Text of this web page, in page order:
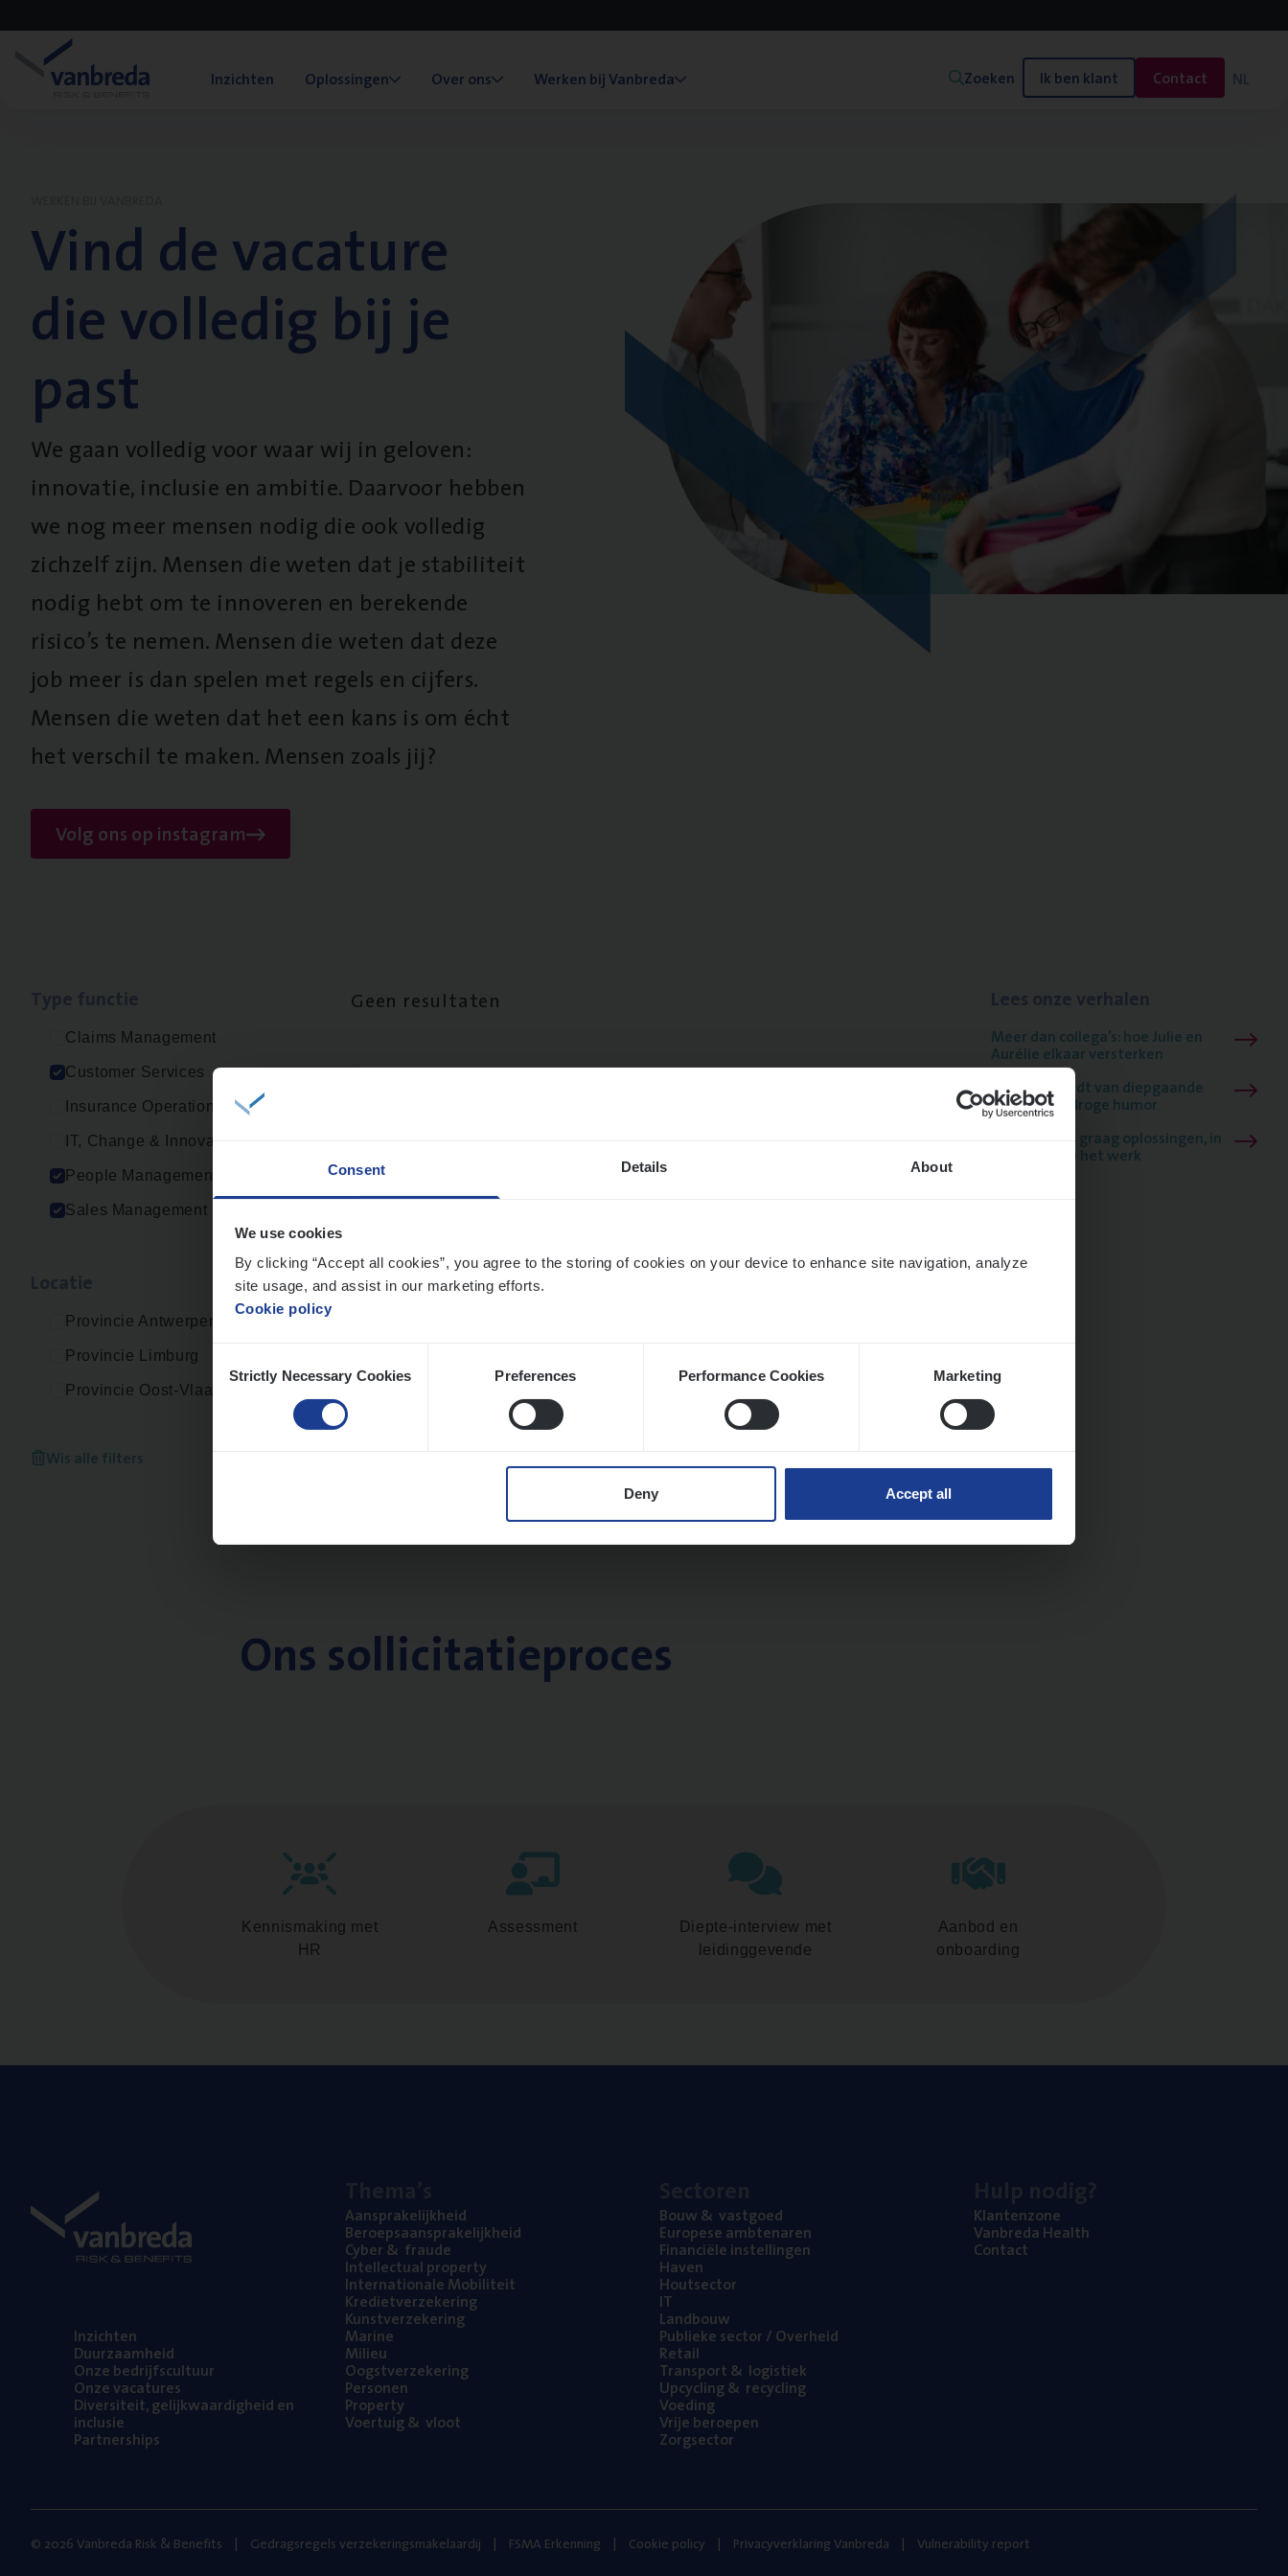
Consent Details About
We use cookies
By clicking “Accept all cookies”, you agree to the storing of cookies on your device to enhance site navigation, analyze
site usage, and assist in our marketing efforts.
Cookie policy
Selection
Strictly Necessary Cookies Preferences Performance Cookies Marketing
Deny Accept all
Inzichten Oplossingen Over ons Werken bij Vanbreda Zoeken Ik ben klant Contact NL
Vind de vacature
die volledig bij je
past
We gaan volledig voor waar wij in geloven:
innovatie, inclusie en ambitie. Daarvoor hebben
we nog meer mensen nodig die ook volledig
zichzelf zijn. Mensen die weten dat je stabiliteit
nodig hebt om te innoveren en berekende
risico’s te nemen. Mensen die weten dat deze
job meer is dan spelen met regels en cijfers.
Mensen die weten dat het een kans is om écht
het verschil te maken. Mensen zoals jij?
Volg ons op instagram
Claims Management
Customer Services
Insurance Operations
IT, Change & Innovation
People Management
Sales Management
Provincie Antwerpen
Provincie Limburg
Provincie Oost-Vlaanderen
Wis alle filters
Geen resultaten
Meer dan collega’s: hoe Julie en
Aurélie elkaar versterken
Mathias houdt van diepgaande
dossiers én droge humor
Thalia zoekt graag oplossingen, in
games én op het werk
Ons sollicitatieproces
Kennismaking met
HR
Assessment
Diepte-interview met
leidinggevende
Aanbod en
onboarding
Inzich­ten
Duur­zaam­heid
Onze bedrijfs­cul­tuur
Onze vaca­tu­res
Diver­si­teit, gelijk­waar­dig­heid en
inclusie
Part­ner­ships
Aan­spra­ke­lijk­heid
Beroeps­aan­spra­ke­lijk­heid
Cyber& fraude
Intel­lec­tu­al property
Inter­na­ti­o­na­le Mobiliteit
Kre­diet­ver­ze­ke­ring
Kunst­ver­ze­ke­ring
Mari­ne
Mili­eu
Oogst­ver­ze­ke­ring
Per­so­nen
Pro­per­ty
Voer­tuig& vloot
Bouw& vastgoed
Euro­pe­se ambtenaren
Finan­ci­ë­le instellingen
Haven
Hout­sec­tor
IT
Land­bouw
Publie­ke sec­tor / Overheid
Retail
Trans­port& logistiek
Upcy­cling& recycling
Voe­ding
Vrije beroe­pen
Zorg­sec­tor
Klan­ten­zo­ne
Van­b­re­da Health
Con­tact
© 2026 Vanbreda Risk & Benefits Gedragsregels verzekeringsmakelaardij FSMA Erkenning Cookie policy Privacyverklaring Vanbreda Vulnerability report